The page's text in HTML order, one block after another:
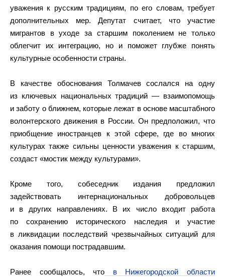
уважения к русским традициям, по его словам, требует
дополнительных мер. Депутат считает, что участие
мигрантов в уходе за старшим поколением не только
облегчит их интеграцию, но и поможет глубже понять
культурные особенности страны.
В качестве обоснования Толмачев сослался на одну
из ключевых национальных традиций — взаимопомощь
и заботу о ближнем, которые лежат в основе масштабного
волонтерского движения в России. Он предположил, что
приобщение иностранцев к этой сфере, где во многих
культурах также сильны ценности уважения к старшим,
создаст «мостик между культурами».
Кроме того, собеседник издания предложил
задействовать интернациональных добровольцев
и в других направлениях. В их число входит работа
по сохранению исторического наследия и участие
в ликвидации последствий чрезвычайных ситуаций для
оказания помощи пострадавшим.
Ранее сообщалось, что в Нижегородской области